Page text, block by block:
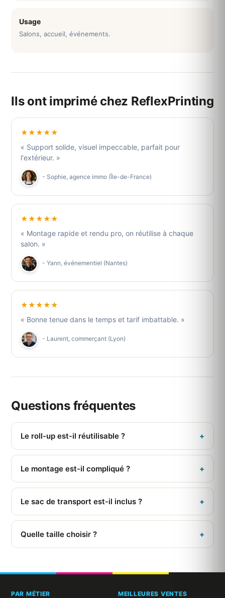
Usage
Salons, accueil, événements.
Ils ont imprimé chez ReflexPrinting
★★★★★
« Support solide, visuel impeccable, parfait pour
l'extérieur. »
- Sophie, agence immo (Île-de-France)
★★★★★
« Montage rapide et rendu pro, on réutilise à chaque
salon. »
- Yann, événementiel (Nantes)
★★★★★
« Bonne tenue dans le temps et tarif imbattable. »
- Laurent, commerçant (Lyon)
Questions fréquentes
Le roll-up est-il réutilisable ? +
Oui, la structure se conserve et la toile peut être
remplacée.
Le montage est-il compliqué ? +
Non, il se déploie en moins d'une minute, sans outil.
Le sac de transport est-il inclus ? +
Oui, un sac est fourni de série.
Quelle taille choisir ? +
PAR MÉTIER MEILLEURES VENTES